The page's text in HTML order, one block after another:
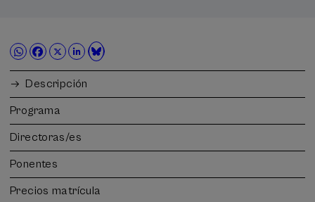
Descripción
Programa
Directoras/es
Ponentes
Precios matrícula